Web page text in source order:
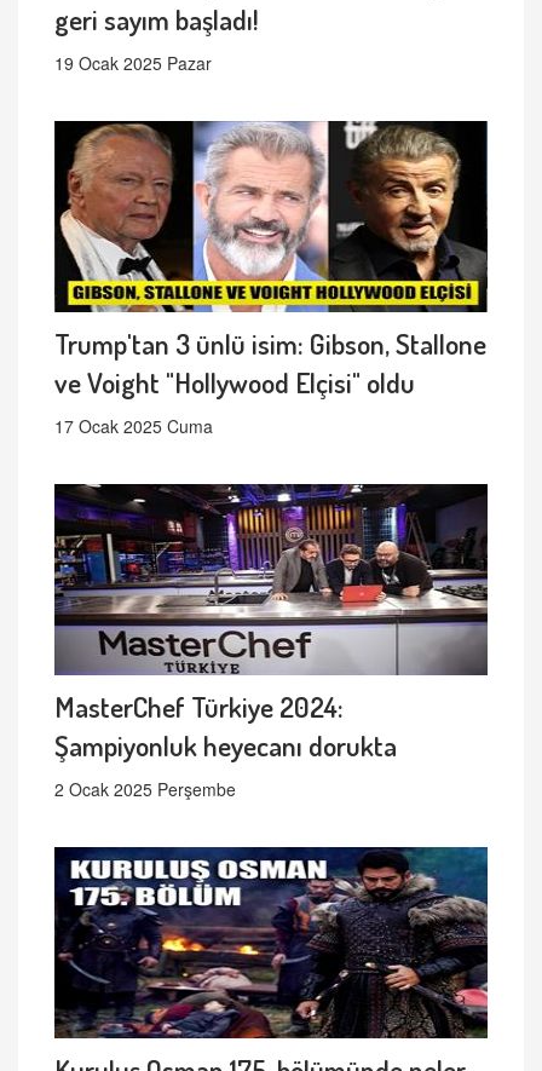
geri sayım başladı!
19 Ocak 2025 Pazar
Trump'tan 3 ünlü isim: Gibson, Stallone
ve Voight "Hollywood Elçisi" oldu
17 Ocak 2025 Cuma
MasterChef Türkiye 2024:
Şampiyonluk heyecanı dorukta
2 Ocak 2025 Perşembe